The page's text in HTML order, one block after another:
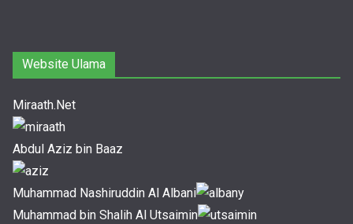
Website Ulama
Miraath.Net
Abdul Aziz bin Baaz
Muhammad Nashiruddin Al Albani
Muhammad bin Shalih Al Utsaimin